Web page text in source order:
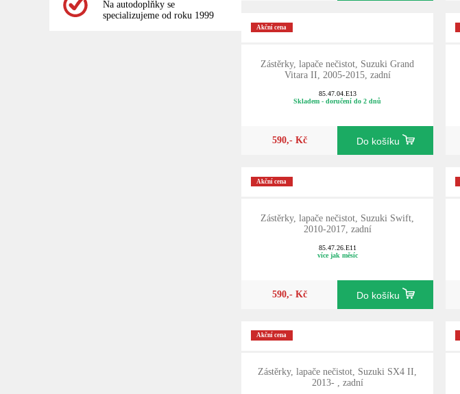
Na autodoplňky se
specializujeme od roku 1999
Akční cena
Zástěrky, lapače nečistot, Suzuki Grand
Vitara II, 2005-2015, zadní
85.47.04.E13
Skladem - doručení do 2 dnů
590,- Kč Do košíku
Akční cena
Zástěrky, lapače nečistot, Suzuki Swift,
2010-2017, zadní
85.47.26.E11
více jak měsíc
590,- Kč Do košíku
Akční cena
Zástěrky, lapače nečistot, Suzuki SX4 II,
2013- , zadní